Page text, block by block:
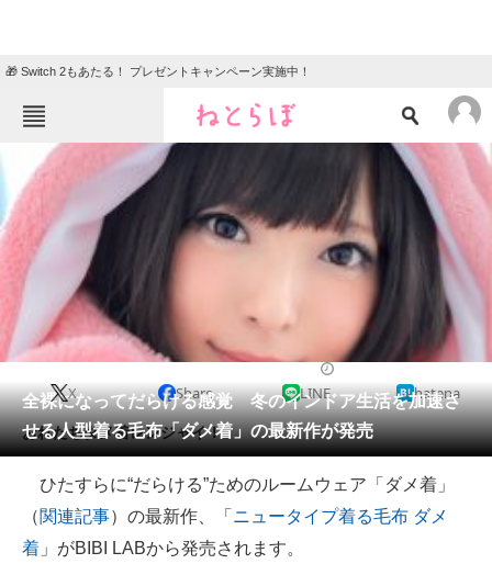
🎁 Switch 2もあたる！ プレゼントキャンペーン実施中！
ねとらぼメニュー
TOP
エンタメ クイズ
グルメ
住まい
動物 リサーチ
会員記事
メディア
注目記事を集めた総合ページ
ITの今と未来を見通す
全裸になってだらける感覚 冬のインドア生活を加速さ
せる人型着る毛布「ダメ着」の最新作が発売
X Share LINE hatena
おれたちダメ着レンジャイ！
ひたすらに“だらける”ためのルームウェア「ダメ着」
（関連記事）の最新作、「 ニュータイプ着る毛布 ダメ
着 」がBIBI LABから発売されます。